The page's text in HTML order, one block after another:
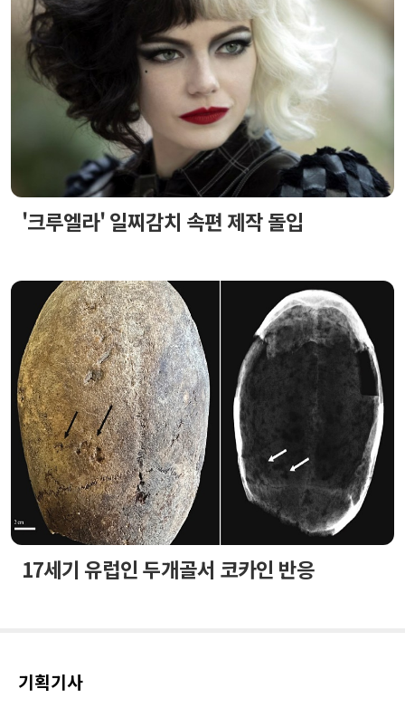
'크루엘라' 일찌감치 속편 제작 돌입
17세기 유럽인 두개골서 코카인 반응
기획기사